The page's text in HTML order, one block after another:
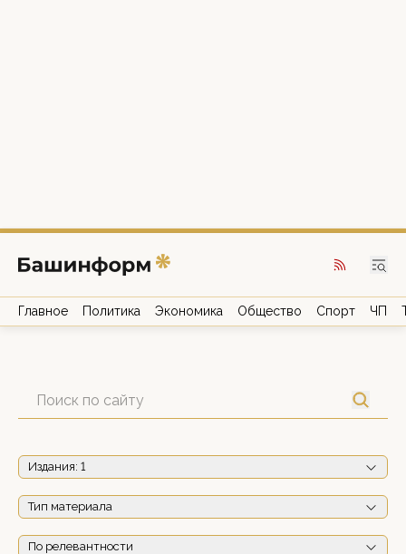
Главное Политика Экономика Общество Спорт ЧП
Издания: 1
Тип материала
По релевантности